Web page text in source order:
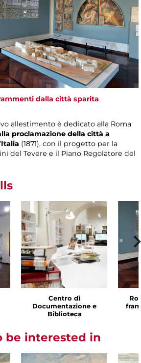
dalla città sparita
allestimento è dedicato alla Roma
proclamazione della città a
(1871), con il progetto per la
del Tevere e il Piano Regolatore del
Centro di
Documentazione e
Biblioteca
be interested in